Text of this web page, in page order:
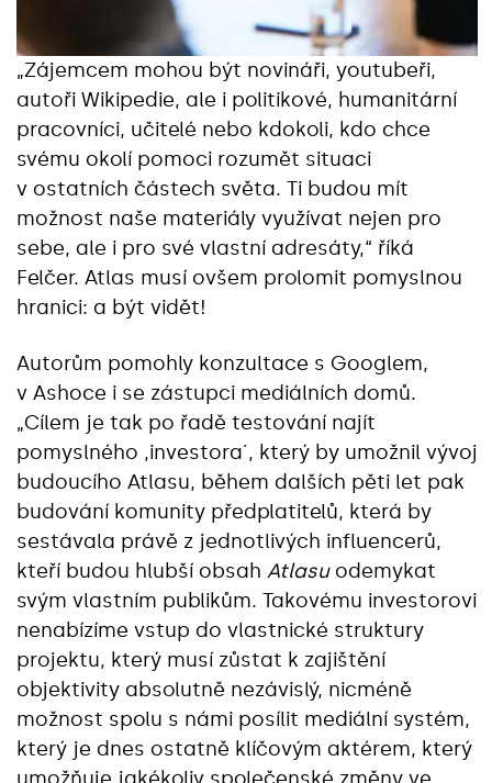
„Zájemcem mohou být novináři, youtubeři,
autoři Wikipedie, ale i politikové, humanitární
pracovníci, učitelé nebo kdokoli, kdo chce
svému okolí pomoci rozumět situaci
v ostatních částech světa. Ti budou mít
možnost naše materiály využívat nejen pro
sebe, ale i pro své vlastní adresáty,“ říká
Felčer. Atlas musí ovšem prolomit pomyslnou
hranici: a být vidět!
Autorům pomohly konzultace s Googlem,
v Ashoce i se zástupci mediálních domů.
„Cílem je tak po řadě testování najít
pomyslného ,investora´, který by umožnil vývoj
budoucího Atlasu, během dalších pěti let pak
budování komunity předplatitelů, která by
sestávala právě z jednotlivých influencerů,
kteří budou hlubší obsah Atlasuodemykat
svým vlastním publikům. Takovému investorovi
nenabízíme vstup do vlastnické struktury
projektu, který musí zůstat k zajištění
objektivity absolutně nezávislý, nicméně
možnost spolu s námi posílit mediální systém,
který je dnes ostatně klíčovým aktérem, který